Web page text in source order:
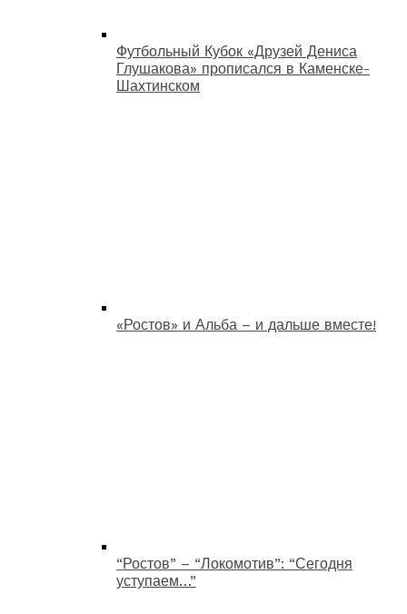
Футбольный Кубок «Друзей Дениса
Глушакова» прописался в Каменске-
Шахтинском
«Ростов» и Альба – и дальше вместе!
“Ростов” – “Локомотив”: “Сегодня
уступаем…”